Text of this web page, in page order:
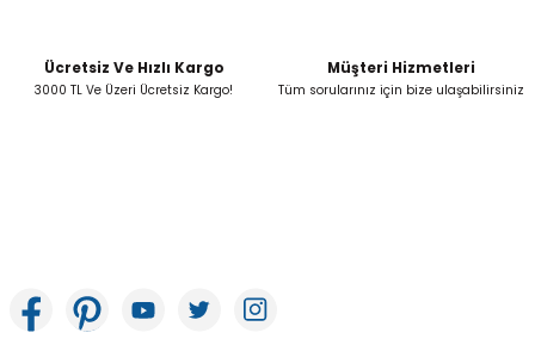
Gönder
Ücretsiz Ve Hızlı Kargo
3000 TL Ve Üzeri Ücretsiz Kargo!
Müşteri Hizmetleri
Tüm sorularınız için bize ulaşabilirsiniz